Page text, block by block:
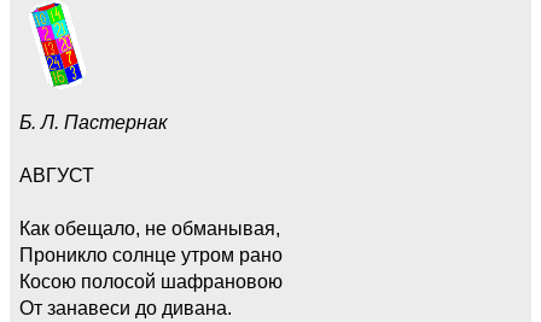
Б. Л. Пастернак
АВГУСТ
Как обещало, не обманывая,
Проникло солнце утром рано
Косою полосой шафрановою
От занавеси до дивана.